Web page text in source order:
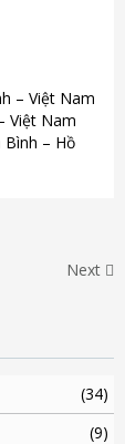
– Việt Nam
Việt Nam
Bình – Hồ
Next
(34)
(9)